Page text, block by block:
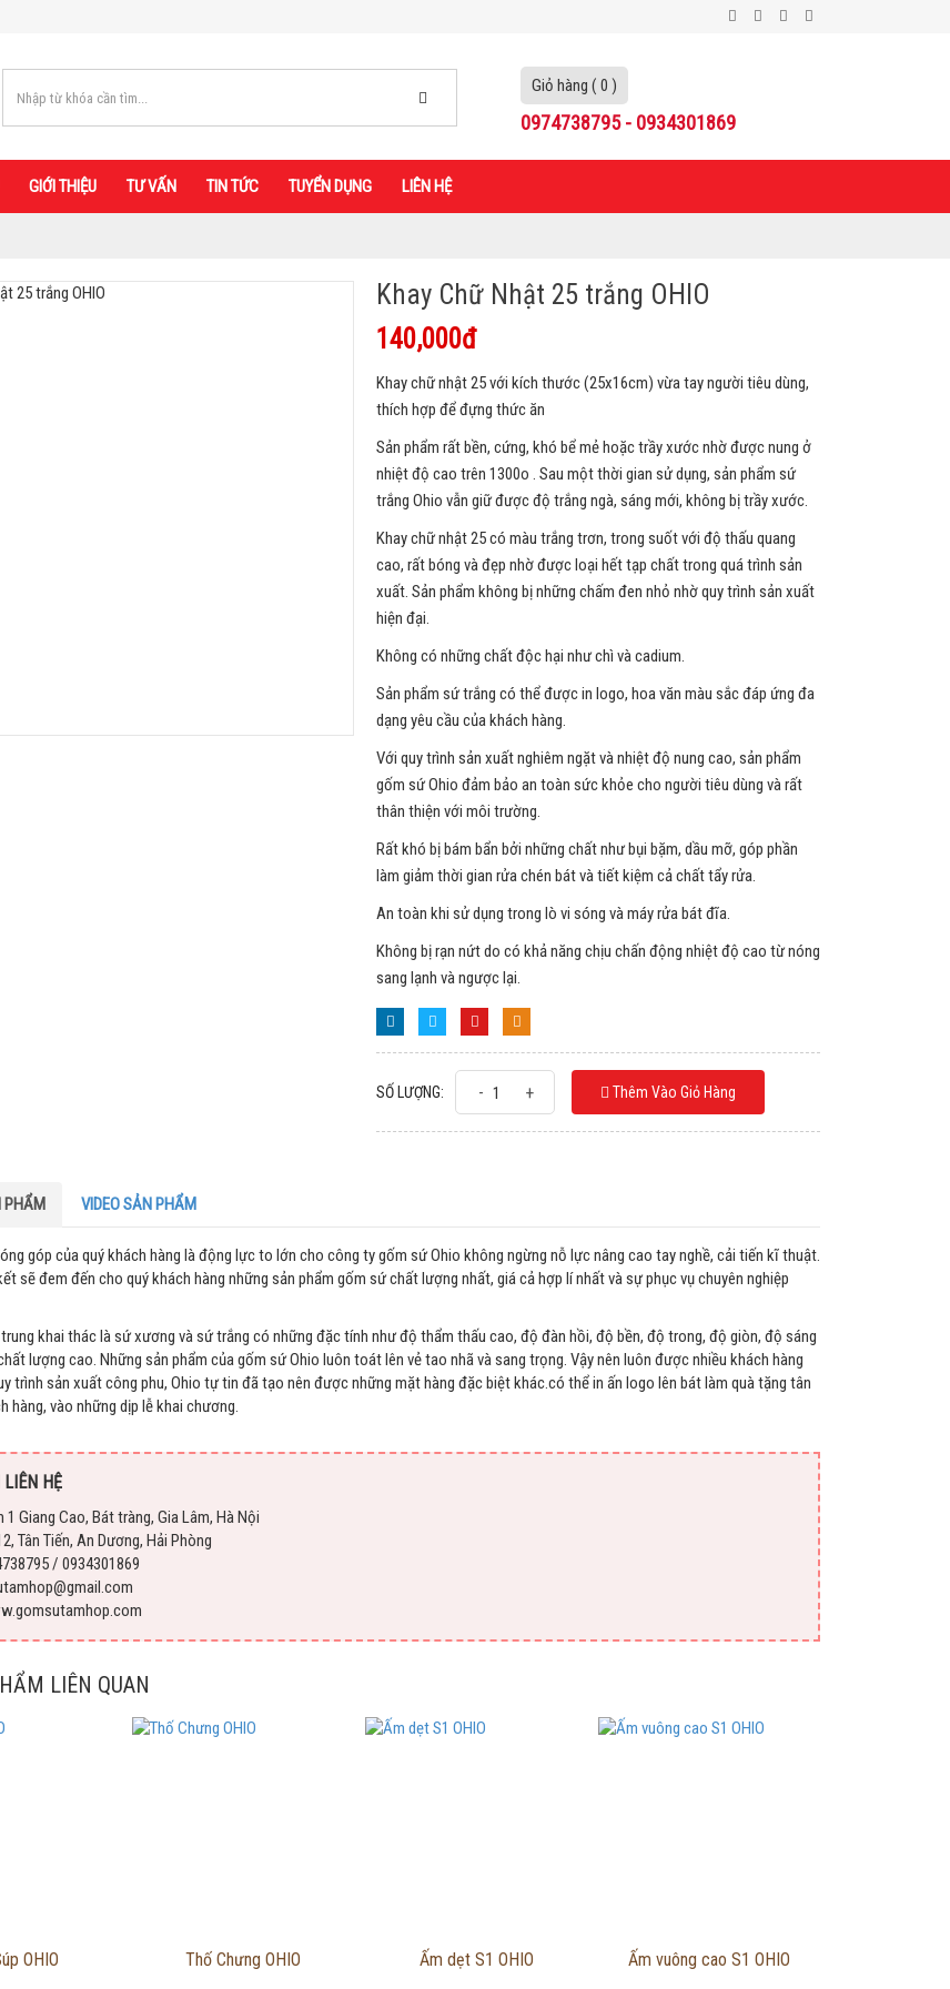
Giỏ hàng ( 0 )
0974738795 - 0934301869
GIỚI THIỆU TƯ VẤN TIN TỨC TUYỂN DỤNG LIÊN HỆ
Khay Chữ Nhật 25 trắng OHIO
140,000đ
Khay chữ nhật 25 với kích thước (25x16cm) vừa tay người tiêu dùng,
thích hợp để đựng thức ăn
Sản phẩm rất bền, cứng, khó bể mẻ hoặc trầy xước nhờ được nung ở
nhiệt độ cao trên 1300o . Sau một thời gian sử dụng, sản phẩm sứ
trắng Ohio vẫn giữ được độ trắng ngà, sáng mới, không bị trầy xước.
Khay chữ nhật 25 có màu trắng trơn, trong suốt với độ thấu quang
cao, rất bóng và đẹp nhờ được loại hết tạp chất trong quá trình sản
xuất. Sản phẩm không bị những chấm đen nhỏ nhờ quy trình sản xuất
hiện đại.
Không có những chất độc hại như chì và cadium.
Sản phẩm sứ trắng có thể được in logo, hoa văn màu sắc đáp ứng đa
dạng yêu cầu của khách hàng.
Với quy trình sản xuất nghiêm ngặt và nhiệt độ nung cao, sản phẩm
gốm sứ Ohio đảm bảo an toàn sức khỏe cho người tiêu dùng và rất
thân thiện với môi trường.
Rất khó bị bám bẩn bởi những chất như bụi bặm, dầu mỡ, góp phần
làm giảm thời gian rửa chén bát và tiết kiệm cả chất tẩy rửa.
An toàn khi sử dụng trong lò vi sóng và máy rửa bát đĩa.
Không bị rạn nứt do có khả năng chịu chấn động nhiệt độ cao từ nóng
sang lạnh và ngược lại.
SỐ LƯỢNG: - + Thêm Vào Giỏ Hàng
PHẨM VIDEO SẢN PHẨM
góp của quý khách hàng là động lực to lớn cho công ty gốm sứ Ohio không ngừng nỗ lực nâng cao tay nghề, cải tiến kĩ thuật.
sẽ đem đến cho quý khách hàng những sản phẩm gốm sứ chất lượng nhất, giá cả hợp lí nhất và sự phục vụ chuyên nghiệp
khai thác là sứ xương và sứ trắng có những đặc tính như độ thẩm thấu cao, độ đàn hồi, độ bền, độ trong, độ giòn, độ sáng
lượng cao. Những sản phẩm của gốm sứ Ohio luôn toát lên vẻ tao nhã và sang trọng. Vậy nên luôn được nhiều khách hàng
trình sản xuất công phu, Ohio tự tin đã tạo nên được những mặt hàng đặc biệt khác.có thể in ấn logo lên bát làm quà tặng tân
hàng, vào những dịp lễ khai chương.
HỆ
1 Giang Cao, Bát tràng, Gia Lâm, Hà Nội
Tân Tiến, An Dương, Hải Phòng
/ 0934301869
LIÊN QUAN
tin chi tiết
OHIO Thông tin chi tiết
Thố Chưng OHIO Thông tin chi tiết
Ấm dẹt S1 OHIO Thông tin chi tiết
Ấm vuông cao S1 OHIO